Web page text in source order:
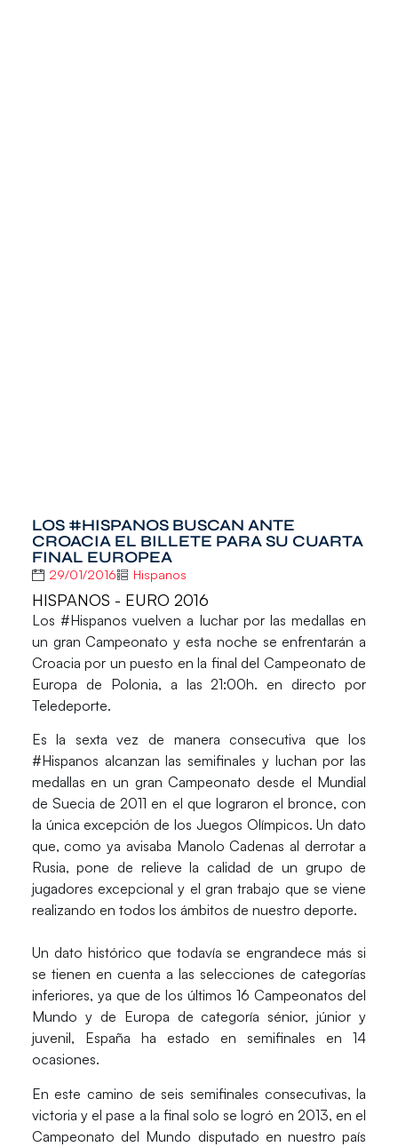
LOS #HISPANOS BUSCAN ANTE
CROACIA EL BILLETE PARA SU CUARTA
FINAL EUROPEA
29/01/2016 Hispanos
HISPANOS - EURO 2016
Los #Hispanos vuelven a luchar por las medallas en
un gran Campeonato y esta noche se enfrentarán a
Croaciapor un puesto en la final del Campeonato de
Europa de Polonia, a las 21:00h. en directo por
Teledeporte.
Es la sexta vez de manera consecutiva que los
#Hispanos alcanzan las semifinales y luchan por las
medallas en un gran Campeonato desde el Mundial
de Suecia de 2011en el que lograron el bronce, con
la única excepción de los Juegos Olímpicos. Un dato
que, como ya avisaba Manolo Cadenas al derrotar a
Rusia, pone de relieve la calidad de un grupo de
jugadores excepcional y el gran trabajo que se viene
realizando en todos los ámbitos de nuestro deporte.
Un dato histórico que todavía se engrandece más si
se tienen en cuenta a las selecciones de categorías
inferiores, ya que de los últimos 16 Campeonatos del
Mundo y de Europa de categoría sénior, júnior y
juvenil, España ha estado en semifinales en 14
ocasiones.
En este camino de seis semifinales consecutivas, la
victoria y el pase a la final solo se logró en 2013, en el
Campeonato del Mundo disputado en nuestro país